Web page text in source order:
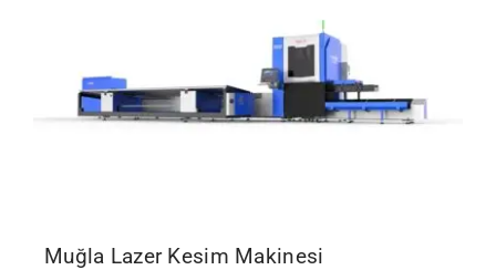
Muğla Lazer Kesim Makinesi